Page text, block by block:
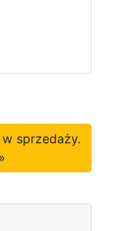
sprzedaży.